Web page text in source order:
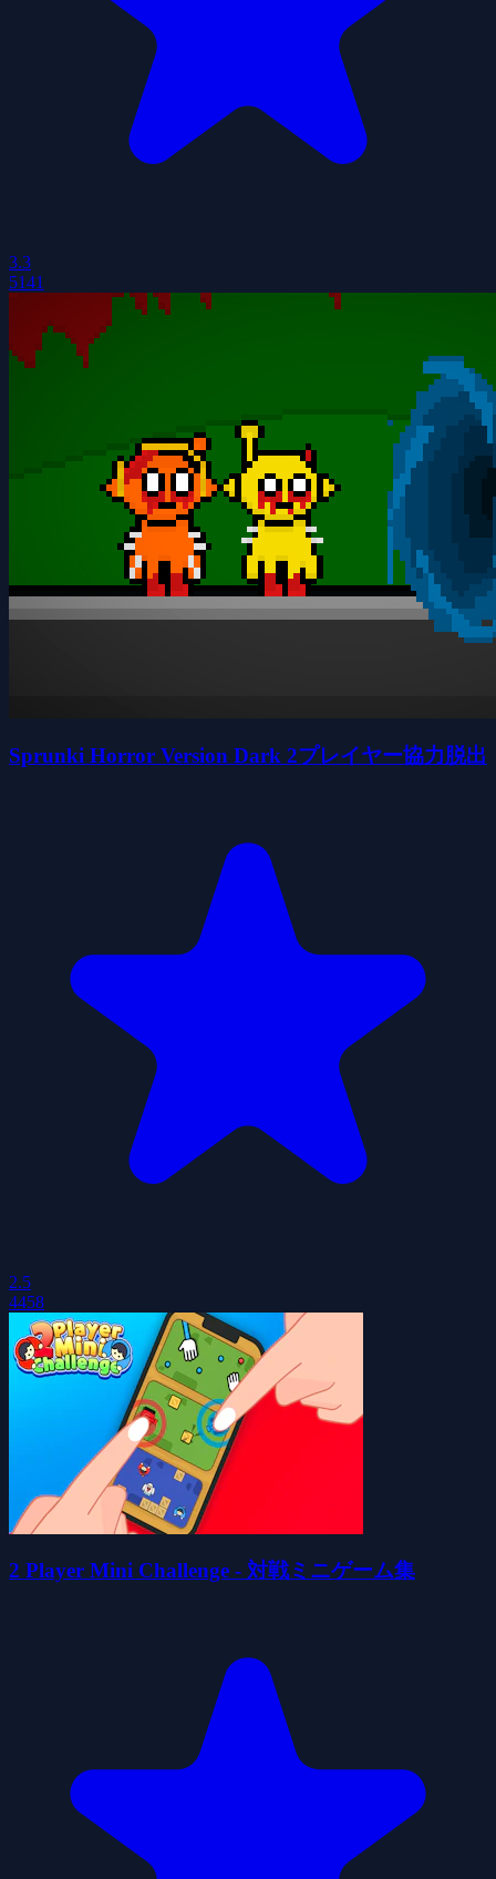
3.3
5141
Sprunki Horror Version Dark 2プレイヤー協力脱出
2.5
4458
2 Player Mini Challenge - 対戦ミニゲーム集